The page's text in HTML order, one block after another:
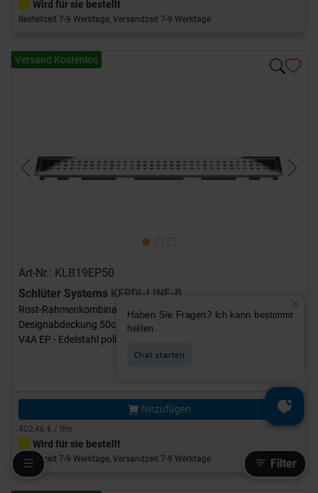
Filter
Wird für sie bestellt
Bestellzeit 7-9 Werktage, Versandzeit 7-9 Werktage
Versand Kostenlos
Previous Next
Art-Nr.: KLB19EP50
Schlüter Systems KERDI-LINE-B
Rost-Rahmenkombination Aufnahmerahmen mit
Designabdeckung 50cm H=19mm - Design Square Edelstahl
V4A EP - Edelstahl poliert Höhe: 19 mm Länge: 0,5 m
hinzufügen
402,46 € / lfm
Wird für sie bestellt
Bestellzeit 7-9 Werktage, Versandzeit 7-9 Werktage